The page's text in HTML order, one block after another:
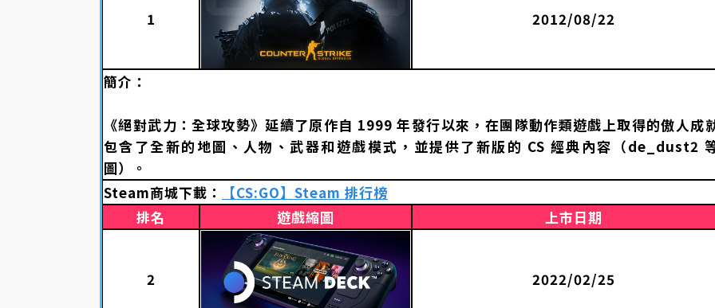
1 2012/08/22
簡介：
《絕對武力：全球攻勢》延續了原作自 1999 年發行以來，在團隊動作類遊戲上取得的傲人成
包含了全新的地圖、人物、武器和遊戲模式，並提供了新版的 CS 經典內容（de_dust2
圖）。
Steam商城下載：
【CS:GO】Steam 排行榜
排名
遊戲縮圖 上市日期
2 2022/02/25